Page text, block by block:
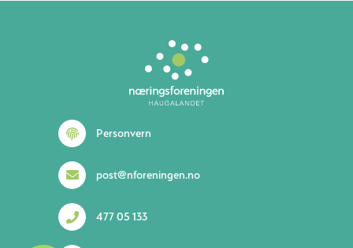
Personvern
post@nforeningen.no
477 05 133